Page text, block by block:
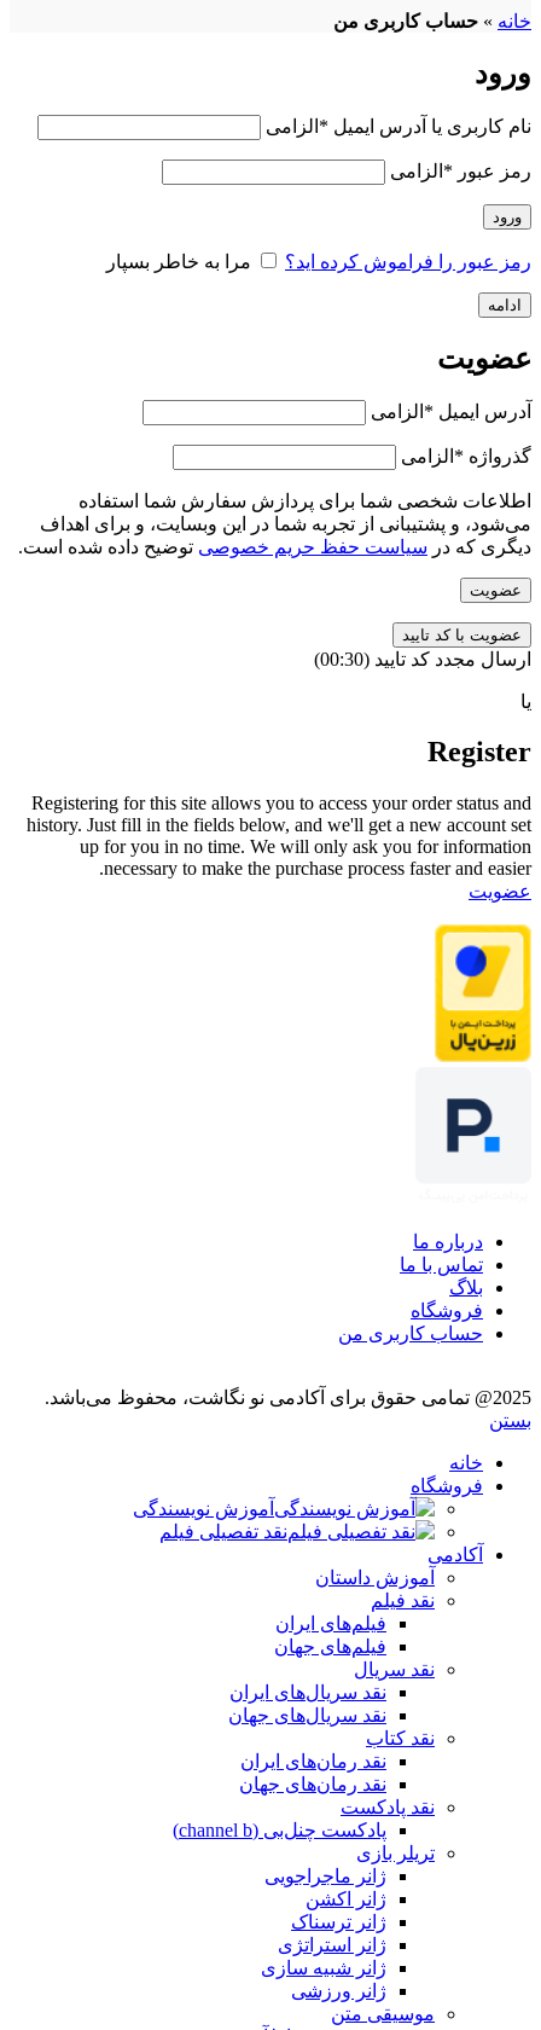
خانه » حساب کاربری من
ورود
نام کاربری یا آدرس ایمیل * الزامی
رمز عبور * الزامی
ورود
رمز عبور را فراموش کرده اید؟ مرا به خاطر بسپار
ادامه
عضویت
آدرس ایمیل * الزامی
گذرواژه * الزامی
اطلاعات شخصی شما برای پردازش سفارش شما استفاده
می‌شود، و پشتیبانی از تجربه شما در این وبسایت، و برای اهداف
دیگری که در سیاست حفظ حریم خصوصی توضیح داده شده است.
عضویت
ارسال مجدد کد تایید (00:
30
)
یا
Register
Registering for this site allows you to access your order status and
history. Just fill in the fields below, and we'll get a new account set
up for you in no time. We will only ask you for information
necessary to make the purchase process faster and easier.
عضویت
درباره ما
تماس با ما
بلاگ
فروشگاه
حساب کاربری من
2025@ تمامی حقوق برای آکادمی نو نگاشت، محفوظ می‌باشد.
بستن
خانه
فروشگاه
آموزش نویسندگی
نقد تفصیلی فیلم
آکادمی
آموزش داستان
نقد فیلم
فیلم‌های ایران
فیلم‌های جهان
نقد سریال
نقد سریال‌های ایران
نقد سریال‌های جهان
نقد کتاب
نقد رمان‌های ایران
نقد رمان‌های جهان
نقد پادکست
پادکست چنل‌بی (channel b)
تریلر بازی
ژانر ماجراجویی
ژانر اکشن
ژانر ترسناک
ژانر استراتژی
ژانر شبیه سازی
ژانر ورزشی
موسیقی متن